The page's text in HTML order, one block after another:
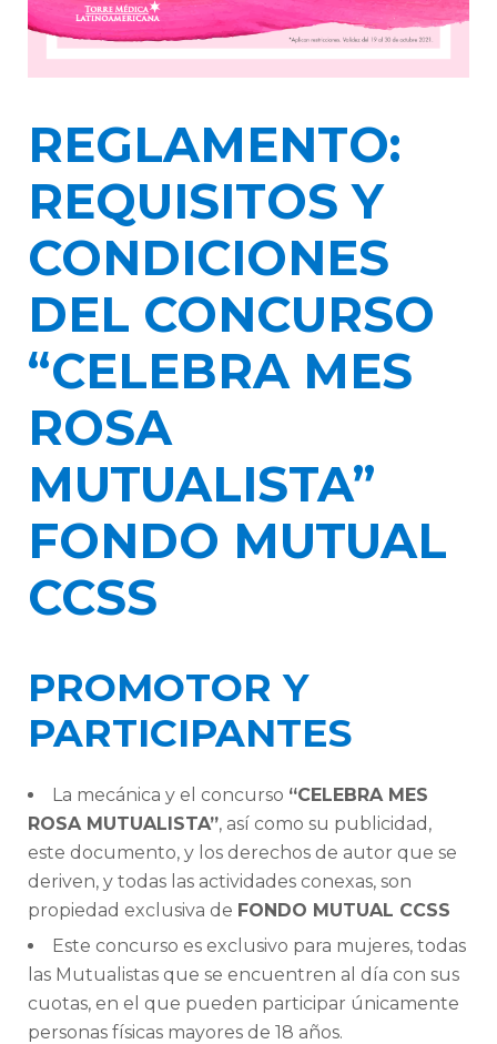
REGLAMENTO:
REQUISITOS Y
CONDICIONES
DEL CONCURSO
“CELEBRA MES
ROSA
MUTUALISTA”
FONDO MUTUAL
CCSS
PROMOTOR Y
PARTICIPANTES
La mecánica y el concurso “CELEBRA MES
ROSA MUTUALISTA”, así como su publicidad,
este documento, y los derechos de autor que se
deriven, y todas las actividades conexas, son
propiedad exclusiva de FONDO MUTUAL CCSS
Este concurso es exclusivo para mujeres, todas
las Mutualistas que se encuentren al día con sus
cuotas, en el que pueden participar únicamente
personas físicas mayores de 18 años.